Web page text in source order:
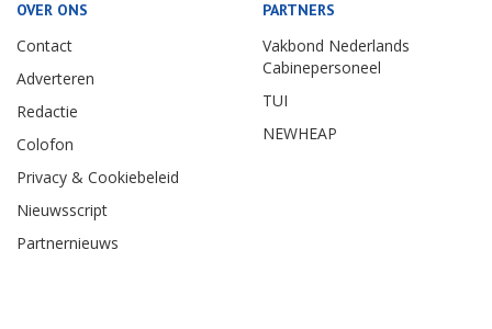
OVER ONS
Contact
Adverteren
Redactie
Colofon
Privacy & Cookiebeleid
Nieuwsscript
Partnernieuws
PARTNERS
Vakbond Nederlands
Cabinepersoneel
TUI
NEWHEAP